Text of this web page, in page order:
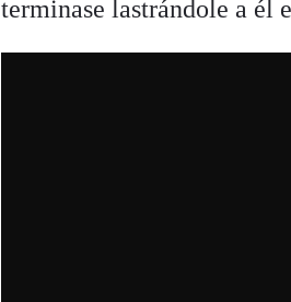
terminase lastrándole a él